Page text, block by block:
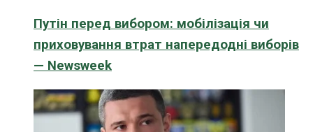
Путін перед вибором: мобілізація чи
приховування втрат напередодні виборів
— Newsweek